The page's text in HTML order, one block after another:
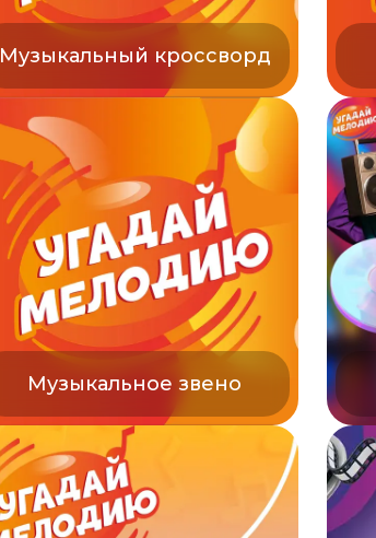
Музыкальный кроссворд
Музыкальное звено